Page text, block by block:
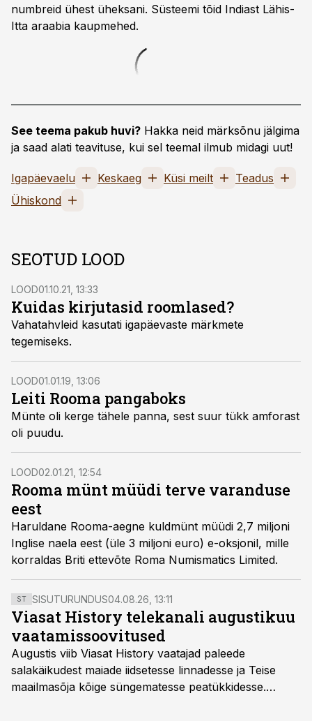
numbreid ühest üheksani. Süsteemi tõid Indiast Lähis-
Itta araabia kaupmehed.
See teema pakub huvi? Hakka neid märksõnu jälgima
ja saad alati teavituse, kui sel teemal ilmub midagi uut!
Igapäevaelu Keskaeg Küsi meilt
Teadus
Ühiskond
SEOTUD LOOD
LOOD01.10.21, 13:33
Kuidas kirjutasid roomlased?
Vahatahvleid kasutati igapäevaste märkmete
tegemiseks.
LOOD01.01.19, 13:06
Leiti Rooma pangaboks
Münte oli kerge tähele panna, sest suur tükk amforast
oli puudu.
LOOD02.01.21, 12:54
Rooma münt müüdi terve varanduse
eest
Haruldane Rooma-aegne kuldmünt müüdi 2,7 miljoni
Inglise naela eest (üle 3 miljoni euro) e-oksjonil, mille
korraldas Briti ettevõte Roma Numismatics Limited.
ST SISUTURUNDUS04.08.26, 13:11
Viasat History telekanali augustikuu
vaatamissoovitused
Augustis viib Viasat History vaatajad paleede
salakäikudest maiade iidsetesse linnadesse ja Teise
maailmasõja kõige süngematesse peatükkidesse.